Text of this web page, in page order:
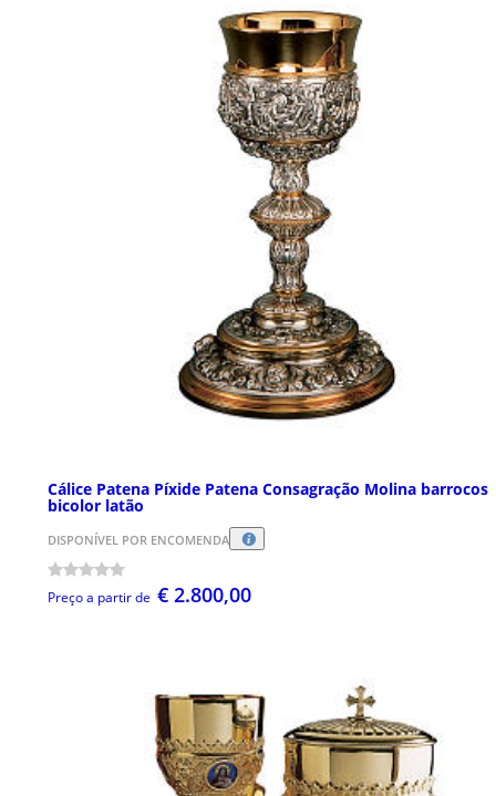
Cálice Patena Píxide Patena Consagração Molina barrocos
bicolor latão
DISPONÍVEL POR ENCOMENDA
Preço a partir de € 2.800,00